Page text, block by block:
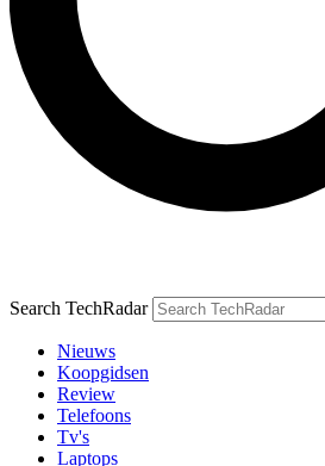
Search TechRadar
Nieuws
Koopgidsen
Review
Telefoons
Tv's
Laptops